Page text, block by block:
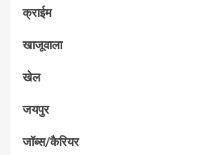
क्राईम
खाजूवाला
खेल
जयपुर
जॉब्स/कैरियर